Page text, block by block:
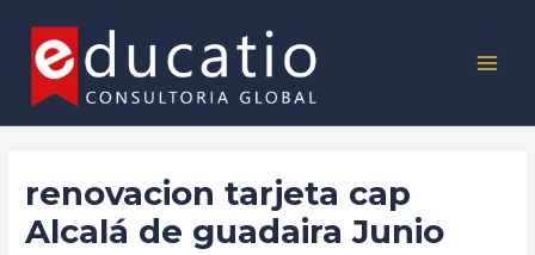
content
renovacion tarjeta cap
Alcalá de guadaira Junio
navigation